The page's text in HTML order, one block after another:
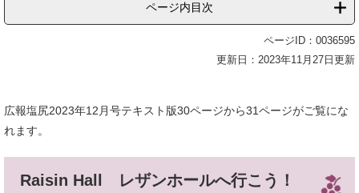
ページ内目次
ページID：0036595
更新日：2023年11月27日更新
広報塩尻2023年12月号テキスト版30ページから31ページがご覧にな
れます。
Raisin Hall レザンホールへ行こう！